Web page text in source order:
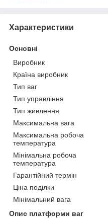
Характеристики
Основні
Виробник
Країна виробник
Тип ваг
Тип управління
Тип живлення
Максимальна вага
Максимальна робоча
температура
Мінімальна робоча
температура
Гарантійний термін
Ціна поділки
Мінімальний вага
Опис платформи ваг